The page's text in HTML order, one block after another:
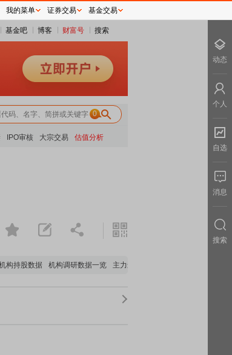
基金吧 博客 财富号 搜索
0
IPO审核 大宗交易 估值分析
持股数据 机构调研数据一览 主力最新动向
我的菜单 证券交易 基金交易
动态
个人
自选
消息
搜索